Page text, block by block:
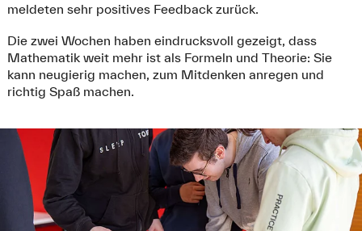
meldeten sehr positives Feedback zurück.
Die zwei Wochen haben eindrucksvoll gezeigt, dass
Mathematik weit mehr ist als Formeln und Theorie: Sie
kann neugierig machen, zum Mitdenken anregen und
richtig Spaß machen.